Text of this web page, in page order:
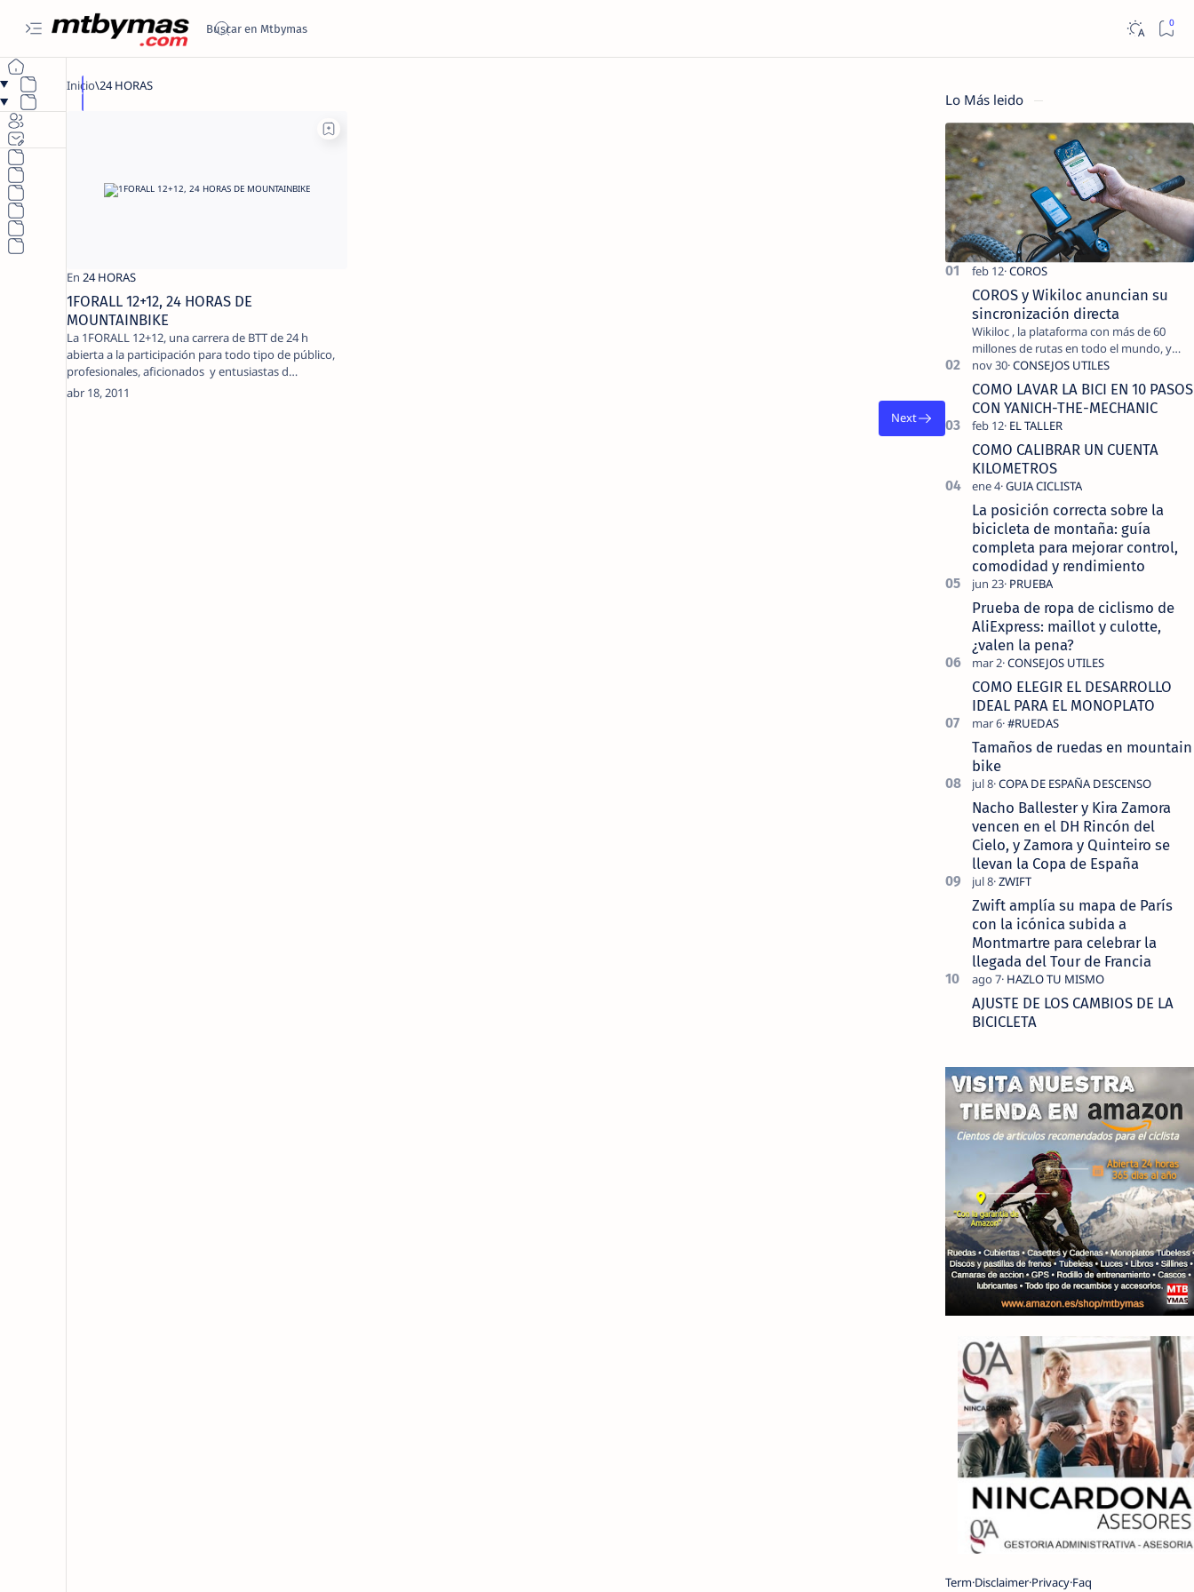
1FORALL 12+12, 24 HORAS DE
MOUNTAINBIKE
La 1FORALL 12+12, una carrera de BTT de 24 h
abierta a la participación para todo tipo de público,
profesionales, aficionados y entusiastas d…
Lo Más leido
COROS y Wikiloc anuncian su
sincronización directa
Wikiloc , la plataforma con más de 60
millones de rutas en todo el mundo, y
COROS , marca de dispositivos GPS
reconocida mundialmente por su
tecnolo…
COMO LAVAR LA BICI EN 10 PASOS
CON YANICH-THE-MECHANIC
COMO CALIBRAR UN CUENTA
KILOMETROS
La posición correcta sobre la
bicicleta de montaña: guía
completa para mejorar control,
comodidad y rendimiento
Prueba de ropa de ciclismo de
AliExpress: maillot y culotte,
¿valen la pena?
COMO ELEGIR EL DESARROLLO
IDEAL PARA EL MONOPLATO
Tamaños de ruedas en mountain
bike
Nacho Ballester y Kira Zamora
vencen en el DH Rincón del
Cielo, y Zamora y Quinteiro se
llevan la Copa de España
Zwift amplía su mapa de París
con la icónica subida a
Montmartre para celebrar la
llegada del Tour de Francia
AJUSTE DE LOS CAMBIOS DE LA
BICICLETA
Term Disclaimer Privacy Faq